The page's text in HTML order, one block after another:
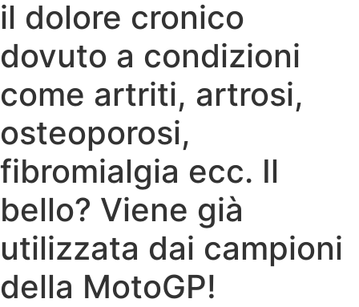
il dolore cronico
dovuto a condizioni
come artriti, artrosi,
osteoporosi,
fibromialgia ecc. Il
bello? Viene già
utilizzata dai campioni
della MotoGP!